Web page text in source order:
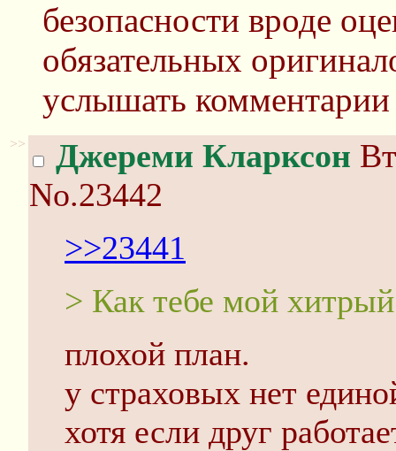
безопасности вроде
обязательных
услышать
>> Джереми Кларксон
No.23442
>>23441
> Как тебе мой
плохой план.
у страховых нет
хотя если друг